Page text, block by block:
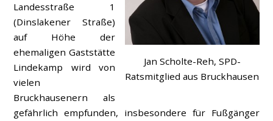
Jan Scholte-Reh, SPD-
Ratsmitglied aus Bruckhausen
Landesstraße 1
(Dinslakener Straße)
auf Höhe der
ehemaligen Gaststätte
Lindekamp wird von
vielen
Bruckhausenern als
gefährlich empfunden, insbesondere für Fußgänger